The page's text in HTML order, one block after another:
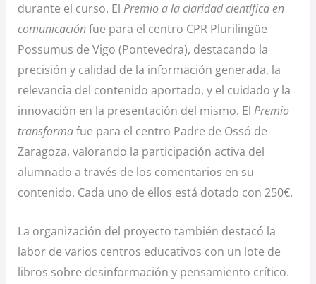
durante el curso. El Premio a la claridad científica en
comunicaciónfue para el centro CPR Plurilingüe
Possumus de Vigo (Pontevedra), destacando la
precisión y calidad de la información generada, la
relevancia del contenido aportado, y el cuidado y la
innovación en la presentación del mismo. El Premio
transformafue para el centro Padre de Ossó de
Zaragoza, valorando la participación activa del
alumnado a través de los comentarios en su
contenido. Cada uno de ellos está dotado con 250€.
La organización del proyecto también destacó la
labor de varios centros educativos con un lote de
libros sobre desinformación y pensamiento crítico.